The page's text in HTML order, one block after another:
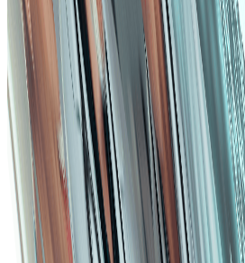
Opțiuni de personalizare
Capacitatea de a adapta
răspunde nevoilor
Capacități de integrare
Compatibilitate cu sistemele